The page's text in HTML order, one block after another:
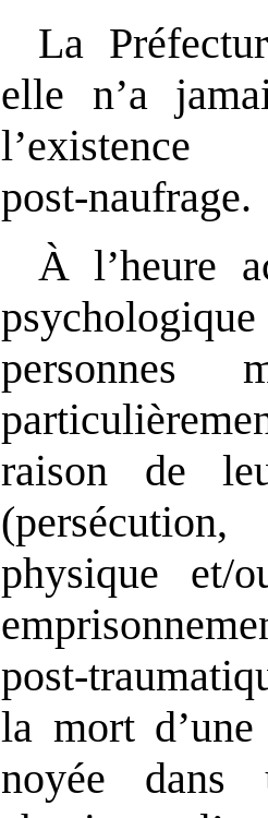
La
elle n’a
post‑naufrage.
À l’heure
personnes
raison de
physique et/
la mort
noyée